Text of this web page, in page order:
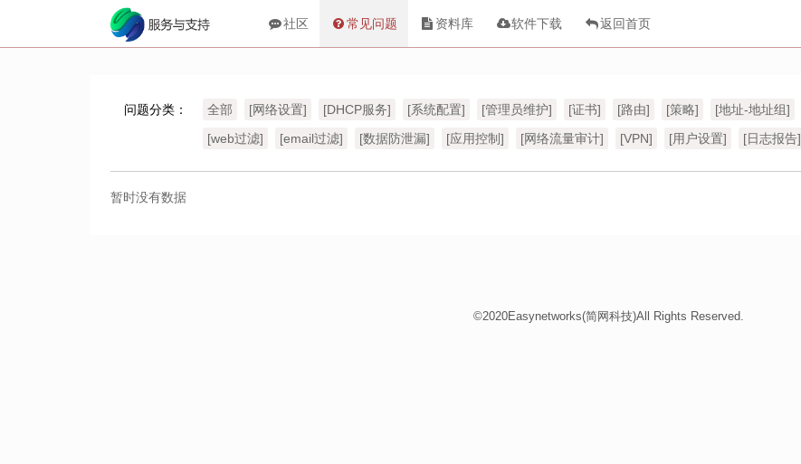
社区 常见问题 资料库 软件下载 返回首页
问题分类： 全部 [网络设置] [DHCP服务] [系统配置] [管理员维护] [证书] [路由] [策略] [地址-地址组]
[web过滤]
[email过滤] [数据防泄漏] [应用控制] [网络流量审计] [VPN] [用户设置] [日志报告]
暂时没有数据
©2020Easynetworks(简网科技)All Rights Reserved.